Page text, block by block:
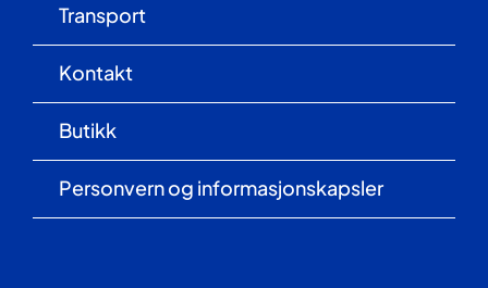
Transport
Kontakt
Butikk
Personvern og informasjonskapsler